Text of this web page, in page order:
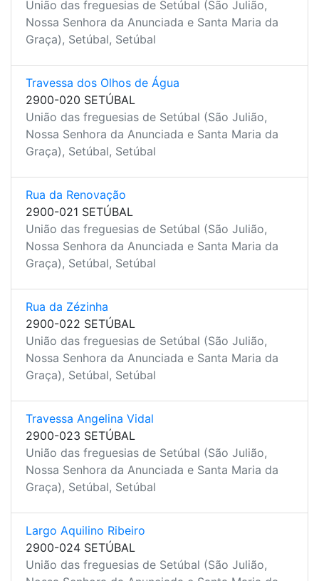
União das freguesias de Setúbal (São Julião,
Nossa Senhora da Anunciada e Santa Maria da
Graça), Setúbal, Setúbal
Travessa dos Olhos de Água
2900-020 SETÚBAL
União das freguesias de Setúbal (São Julião,
Nossa Senhora da Anunciada e Santa Maria da
Graça), Setúbal, Setúbal
Rua da Renovação
2900-021 SETÚBAL
União das freguesias de Setúbal (São Julião,
Nossa Senhora da Anunciada e Santa Maria da
Graça), Setúbal, Setúbal
Rua da Zézinha
2900-022 SETÚBAL
União das freguesias de Setúbal (São Julião,
Nossa Senhora da Anunciada e Santa Maria da
Graça), Setúbal, Setúbal
Travessa Angelina Vidal
2900-023 SETÚBAL
União das freguesias de Setúbal (São Julião,
Nossa Senhora da Anunciada e Santa Maria da
Graça), Setúbal, Setúbal
Largo Aquilino Ribeiro
2900-024 SETÚBAL
União das freguesias de Setúbal (São Julião,